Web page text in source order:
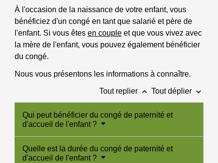
À l'occasion de la naissance de votre enfant, vous
bénéficiez d'un congé en tant que salarié et père de
l'enfant. Si vous êtes en couple et que vous vivez avec
la mère de l'enfant, vous pouvez également bénéficier
du congé.
Nous vous présentons les informations à connaître.
Tout replier keyboard_arrow_up Tout déplier keyboard_arrow_down
Qui peut bénéficier du congé de paternité et
d'accueil de l'enfant ?
Quelle est la durée du congé de paternité et
d'accueil de l'enfant ?